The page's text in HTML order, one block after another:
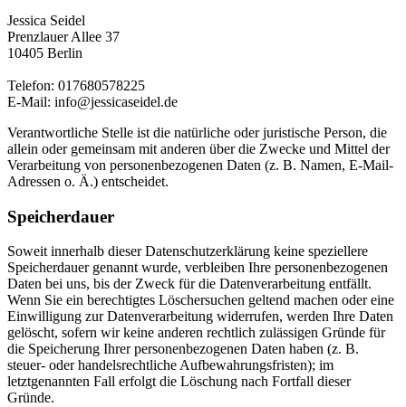
Jessica Seidel
Prenzlauer Allee 37
10405 Berlin
Telefon: 017680578225
E-Mail: info@jessicaseidel.de
Verantwortliche Stelle ist die natürliche oder juristische Person, die
allein oder gemeinsam mit anderen über die Zwecke und Mittel der
Verarbeitung von personenbezogenen Daten (z. B. Namen, E-Mail-
Adressen o. Ä.) entscheidet.
Speicherdauer
Soweit innerhalb dieser Datenschutzerklärung keine speziellere
Speicherdauer genannt wurde, verbleiben Ihre personenbezogenen
Daten bei uns, bis der Zweck für die Datenverarbeitung entfällt.
Wenn Sie ein berechtigtes Löschersuchen geltend machen oder eine
Einwilligung zur Datenverarbeitung widerrufen, werden Ihre Daten
gelöscht, sofern wir keine anderen rechtlich zulässigen Gründe für
die Speicherung Ihrer personenbezogenen Daten haben (z. B.
steuer- oder handelsrechtliche Aufbewahrungsfristen); im
letztgenannten Fall erfolgt die Löschung nach Fortfall dieser
Gründe.